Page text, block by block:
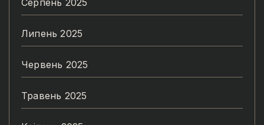
Серпень 2025
Липень 2025
Червень 2025
Травень 2025